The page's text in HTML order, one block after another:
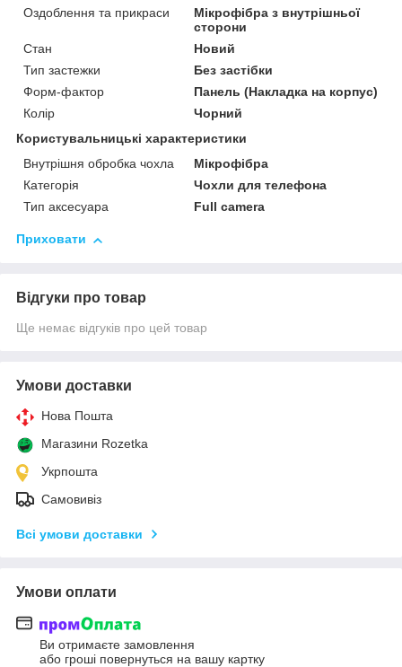
Оздоблення та прикраси
Мікрофібра з внутрішньої
сторони
Стан
Новий
Тип застежки
Без застібки
Форм-фактор
Панель (Накладка на корпус)
Колір
Чорний
Користувальницькі характеристики
Внутрішня обробка чохла
Мікрофібра
Категорія
Чохли для телефона
Тип аксесуара
Full camera
Приховати
Відгуки про товар
Ще немає відгуків про цей товар
Умови доставки
Нова Пошта
Магазини Rozetka
Укрпошта
Самовивіз
Всі умови доставки
Умови оплати
Ви отримаєте замовлення
або гроші повернуться на вашу картку